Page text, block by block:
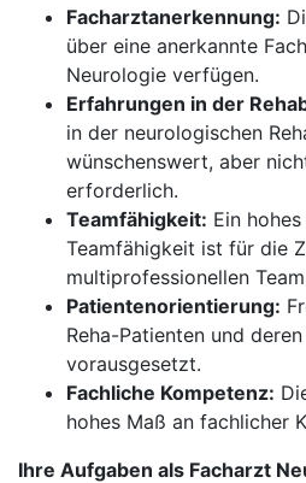
Facharztanerkennung:
über eine anerkannte
Neurologie verfügen.
Erfahrungen in der
in der neurologischen
wünschenswert, aber
erforderlich.
Teamfähigkeit: Ein
Teamfähigkeit ist für die
multiprofessionellen
Patientenorientierung:
Reha-Patienten und
vorausgesetzt.
Fachliche Kompetenz:
hohes Maß an fachlicher
Ihre Aufgaben als Facharzt